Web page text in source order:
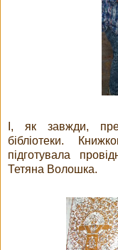
І, як завжди,
бібліотеки.
підготувала
Тетяна Волошка.